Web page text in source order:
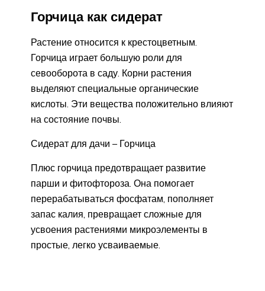
Горчица как сидерат
Растение относится к крестоцветным.
Горчица играет большую роли для
севооборота в саду. Корни растения
выделяют специальные органические
кислоты. Эти вещества положительно влияют
на состояние почвы.
Сидерат для дачи – Горчица
Плюс горчица предотвращает развитие
парши и фитофтороза. Она помогает
перерабатываться фосфатам, пополняет
запас калия, превращает сложные для
усвоения растениями микроэлементы в
простые, легко усваиваемые.